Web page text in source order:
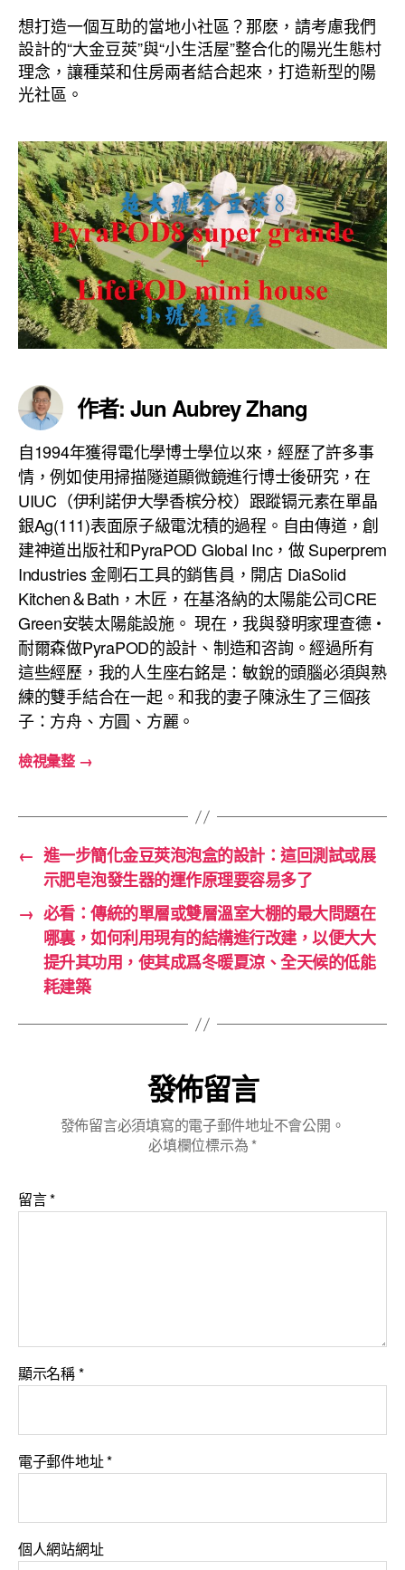
想打造一個互助的當地小社區？那麽，請考慮我們
設計的“大金豆莢”與“小生活屋”整合化的陽光生態村
理念，讓種菜和住房兩者結合起來，打造新型的陽
光社區。
作者: Jun Aubrey Zhang
自1994年獲得電化學博士學位以來，經歷了許多事
情，例如使用掃描隧道顯微鏡進行博士後研究，在
UIUC（伊利諾伊大學香槟分校）跟蹤镉元素在單晶
銀Ag(111)表面原子級電沈積的過程。自由傳道，創
建神道出版社和PyraPOD Global Inc，做 Superprem
Industries 金剛石工具的銷售員，開店 DiaSolid
Kitchen＆Bath，木匠，在基洛納的太陽能公司CRE
Green安裝太陽能設施。 現在，我與發明家理查德・
耐爾森做PyraPOD的設計、制造和咨詢。經過所有
這些經歷，我的人生座右銘是：敏銳的頭腦必須與熟
練的雙手結合在一起。和我的妻子陳泳生了三個孩
子：方舟、方圓、方麗。
檢視彙整 →
← 進一步簡化金豆莢泡泡盒的設計：這回測試或展
示肥皂泡發生器的運作原理要容易多了
→ 必看：傳統的單層或雙層溫室大棚的最大問題在
哪裏，如何利用現有的結構進行改建，以便大大
提升其功用，使其成爲冬暖夏涼、全天候的低能
耗建築
發佈留言
發佈留言必須填寫的電子郵件地址不會公開。
必填欄位標示為 *
留言*
顯示名稱*
電子郵件地址*
個人網站網址